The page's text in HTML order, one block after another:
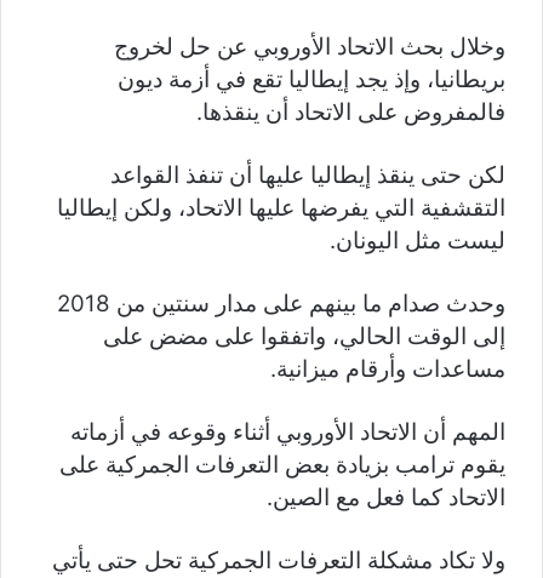
وخلال بحث الاتحاد الأوروبي عن حل لخروج
بريطانيا، وإذ يجد إيطاليا تقع في أزمة ديون
فالمفروض على الاتحاد أن ينقذها.
لكن حتى ينقذ إيطاليا عليها أن تنفذ القواعد
التقشفية التي يفرضها عليها الاتحاد، ولكن إيطاليا
ليست مثل اليونان.
وحدث صدام ما بينهم على مدار سنتين من 2018
إلى الوقت الحالي، واتفقوا على مضض على
مساعدات وأرقام ميزانية.
المهم أن الاتحاد الأوروبي أثناء وقوعه في أزماته
يقوم ترامب بزيادة بعض التعرفات الجمركية على
الاتحاد كما فعل مع الصين.
ولا تكاد مشكلة التعرفات الجمركية تحل حتى يأتي